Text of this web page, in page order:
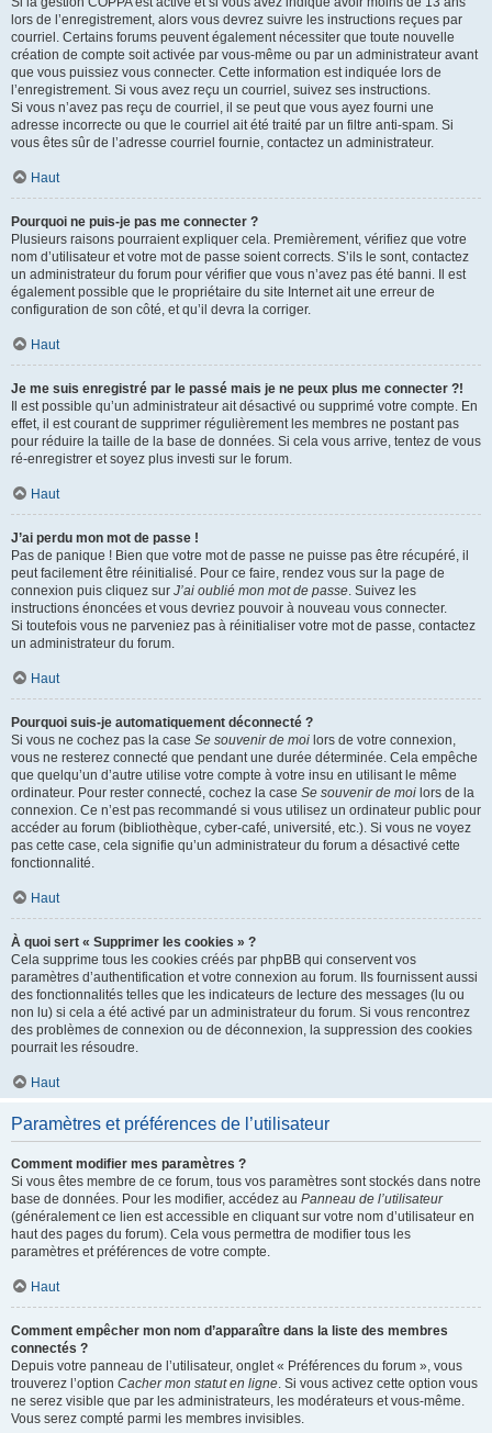
lors de l’enregistrement, alors vous devrez suivre les instructions reçues par
courriel. Certains forums peuvent également nécessiter que toute nouvelle
création de compte soit activée par vous-même ou par un administrateur avant
que vous puissiez vous connecter. Cette information est indiquée lors de
l’enregistrement. Si vous avez reçu un courriel, suivez ses instructions.
Si vous n’avez pas reçu de courriel, il se peut que vous ayez fourni une
adresse incorrecte ou que le courriel ait été traité par un filtre anti-spam. Si
vous êtes sûr de l’adresse courriel fournie, contactez un administrateur.
Haut
Pourquoi ne puis-je pas me connecter ?
Plusieurs raisons pourraient expliquer cela. Premièrement, vérifiez que votre
nom d’utilisateur et votre mot de passe soient corrects. S’ils le sont, contactez
un administrateur du forum pour vérifier que vous n’avez pas été banni. Il est
également possible que le propriétaire du site Internet ait une erreur de
configuration de son côté, et qu’il devra la corriger.
Haut
Je me suis enregistré par le passé mais je ne peux plus me connecter ?!
Il est possible qu’un administrateur ait désactivé ou supprimé votre compte. En
effet, il est courant de supprimer régulièrement les membres ne postant pas
pour réduire la taille de la base de données. Si cela vous arrive, tentez de vous
ré-enregistrer et soyez plus investi sur le forum.
Haut
J’ai perdu mon mot de passe !
Pas de panique ! Bien que votre mot de passe ne puisse pas être récupéré, il
peut facilement être réinitialisé. Pour ce faire, rendez vous sur la page de
connexion puis cliquez sur J’ai oublié mon mot de passe. Suivez les
instructions énoncées et vous devriez pouvoir à nouveau vous connecter.
Si toutefois vous ne parveniez pas à réinitialiser votre mot de passe, contactez
un administrateur du forum.
Haut
Pourquoi suis-je automatiquement déconnecté ?
Si vous ne cochez pas la case Se souvenir de moi lors de votre connexion,
vous ne resterez connecté que pendant une durée déterminée. Cela empêche
que quelqu’un d’autre utilise votre compte à votre insu en utilisant le même
ordinateur. Pour rester connecté, cochez la case Se souvenir de moi lors de la
connexion. Ce n’est pas recommandé si vous utilisez un ordinateur public pour
accéder au forum (bibliothèque, cyber-café, université, etc.). Si vous ne voyez
pas cette case, cela signifie qu’un administrateur du forum a désactivé cette
fonctionnalité.
Haut
À quoi sert « Supprimer les cookies » ?
Cela supprime tous les cookies créés par phpBB qui conservent vos
paramètres d’authentification et votre connexion au forum. Ils fournissent aussi
des fonctionnalités telles que les indicateurs de lecture des messages (lu ou
non lu) si cela a été activé par un administrateur du forum. Si vous rencontrez
des problèmes de connexion ou de déconnexion, la suppression des cookies
pourrait les résoudre.
Haut
Paramètres et préférences de l’utilisateur
Comment modifier mes paramètres ?
Si vous êtes membre de ce forum, tous vos paramètres sont stockés dans notre
base de données. Pour les modifier, accédez au Panneau de l’utilisateur
(généralement ce lien est accessible en cliquant sur votre nom d’utilisateur en
haut des pages du forum). Cela vous permettra de modifier tous les
paramètres et préférences de votre compte.
Haut
Comment empêcher mon nom d’apparaître dans la liste des membres
connectés ?
Depuis votre panneau de l’utilisateur, onglet « Préférences du forum », vous
trouverez l’option Cacher mon statut en ligne. Si vous activez cette option vous
ne serez visible que par les administrateurs, les modérateurs et vous-même.
Vous serez compté parmi les membres invisibles.